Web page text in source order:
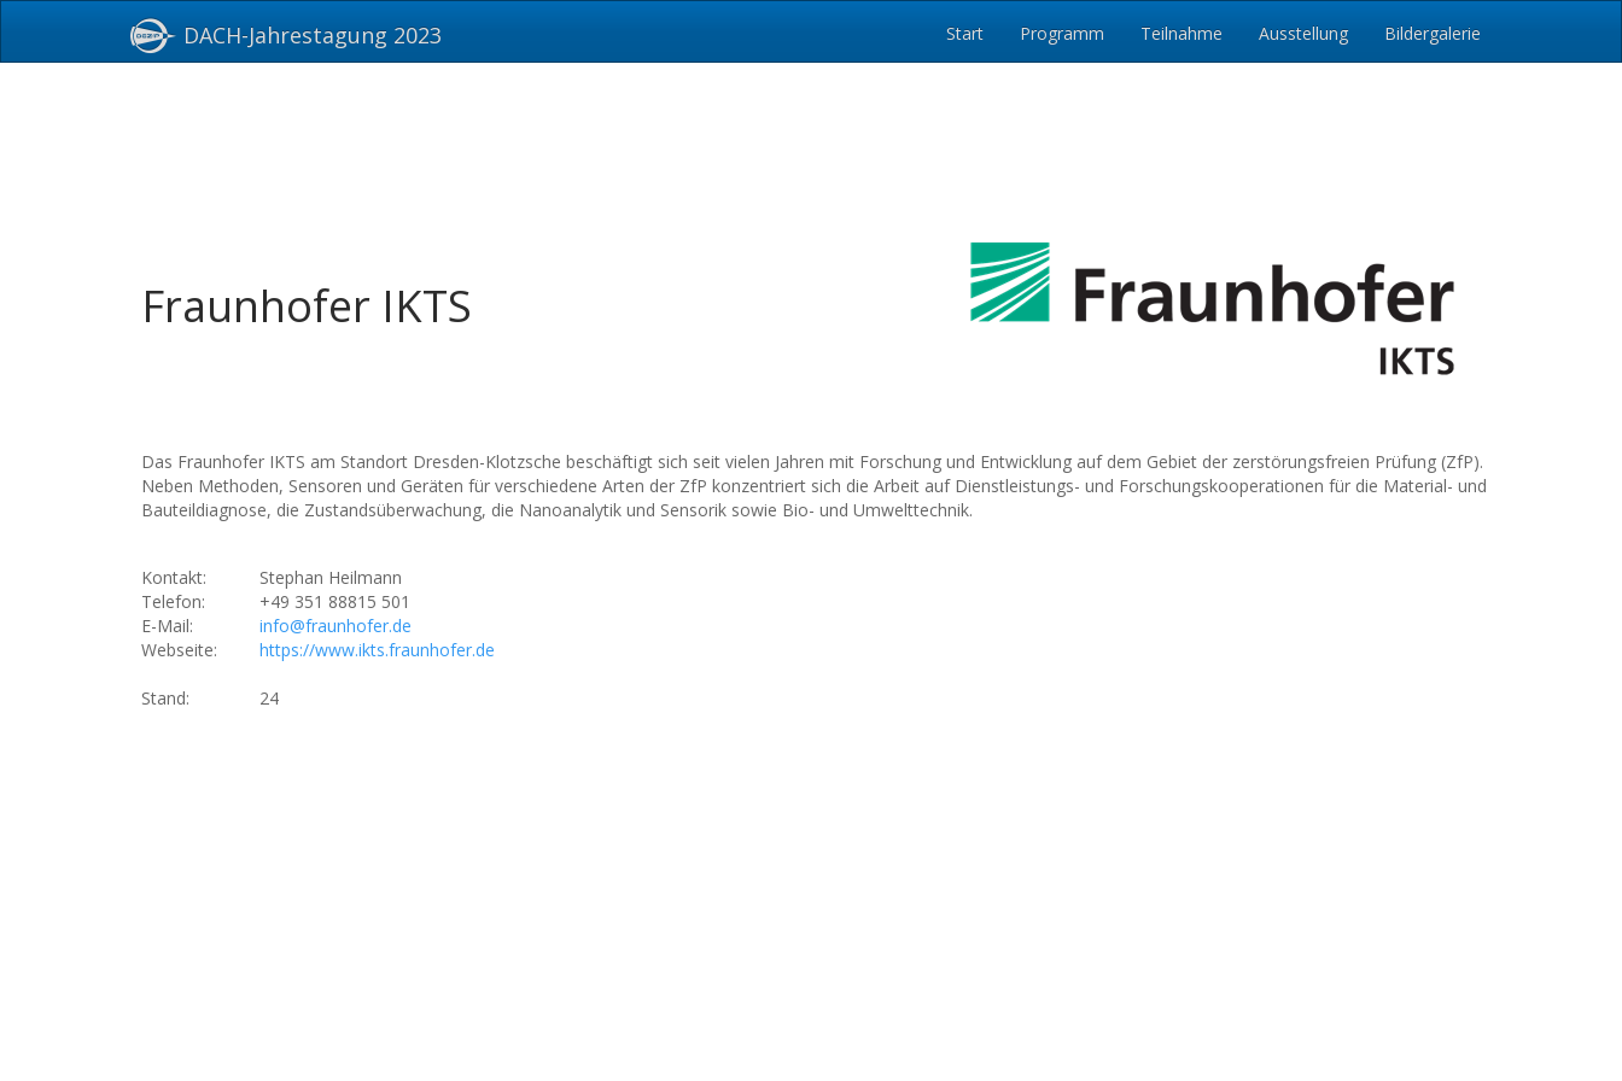
DACH-Jahrestagung 2023 Start Programm Teilnahme Ausstellung Bildergalerie
Fraunhofer IKTS
Das Fraunhofer IKTS am Standort Dresden-Klotzsche beschäftigt sich seit vielen Jahren mit Forschung und Entwicklung auf dem Gebiet der zerstörungsfreien Prüfung (ZfP).
Neben Methoden, Sensoren und Geräten für verschiedene Arten der ZfP konzentriert sich die Arbeit auf Dienstleistungs- und Forschungskooperationen für die Material- und
Bauteildiagnose, die Zustandsüberwachung, die Nanoanalytik und Sensorik sowie Bio- und Umwelttechnik.
Kontakt:
Stephan Heilmann
Telefon:
+49 351 88815 501
E-Mail:
info@fraunhofer.de
Webseite:
https://www.ikts.fraunhofer.de
Stand: 24